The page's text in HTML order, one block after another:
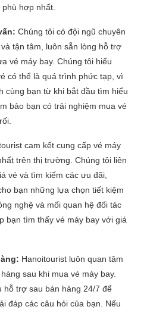
hợp nhất.
Chúng tôi có đội ngũ chuyên
tận tâm, luôn sẵn lòng hỗ trợ
vé máy bay. Chúng tôi hiểu
có thể là quá trình phức tạp, vì
cùng bạn từ khi bắt đầu tìm hiểu
bảo bạn có trải nghiệm mua vé
cam kết cung cấp vé máy
trên thị trường. Chúng tôi liên
vé và tìm kiếm các ưu đãi,
bạn những lựa chọn tiết kiệm
nghệ và mối quan hệ đối tác
bạn tìm thấy vé máy bay với giá
Hanoitourist luôn quan tâm
sau khi mua vé máy bay.
hỗ trợ sau bán hàng 24/7 để
đáp các câu hỏi của bạn. Nếu